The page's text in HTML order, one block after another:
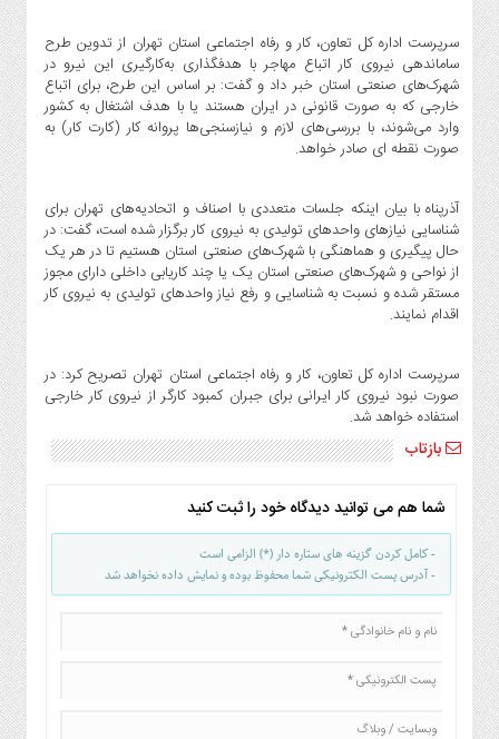
سرپرست اداره کل تعاون، کار و رفاه اجتماعی استان تهران از تدوین طرح
ساماندهی نیروی کار اتباع مهاجر با هدفگذاری به‌کارگیری این نیرو در
شهرک‌های صنعتی استان خبر داد و گفت: بر اساس این طرح، برای اتباع
خارجی که به صورت قانونی در ایران هستند یا با هدف اشتغال به ‌کشور
وارد می‌شوند، با بررسی‌های لازم و نیازسنجی‌ها پروانه کار (کارت کار) به
صورت نقطه ای صادر خواهد.
آذرپناه با بیان اینکه جلسات متعددی با اصناف و اتحادیه‌های تهران برای
شناسایی نیازهای واحدهای تولیدی به نیروی کار برگزار شده است، گفت: در
حال پیگیری و هماهنگی با شهرک‌های صنعتی استان هستیم تا در هر یک
از نواحی و شهرک‌های صنعتی استان یک یا چند کاریابی داخلی دارای مجوز
مستقر شده و نسبت به شناسایی و رفع نیاز واحدهای تولیدی به نیروی کار
اقدام نمایند.
سرپرست اداره کل تعاون، کار و رفاه اجتماعی استان تهران تصریح کرد: در
صورت نبود نیروی کار ایرانی برای جبران کمبود کارگر از نیروی کار خارجی
استفاده خواهد شد.
بازتاب
شما هم می توانید دیدگاه خود را ثبت کنید
- کامل کردن گزینه های ستاره دار (*) الزامی است
- آدرس پست الکترونیکی شما محفوظ بوده و نمایش داده نخواهد شد